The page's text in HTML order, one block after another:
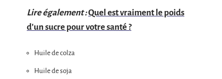
Lire également :Quel est vraiment le poids
d'un sucre pour votre santé ?
Huile de colza
Huile de soja